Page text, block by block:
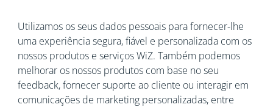
Utilizamos os seus dados pessoais para fornecer-lhe
uma experiência segura, fiável e personalizada com os
nossos produtos e serviços WiZ. Também podemos
melhorar os nossos produtos com base no seu
feedback, fornecer suporte ao cliente ou interagir em
comunicações de marketing personalizadas, entre